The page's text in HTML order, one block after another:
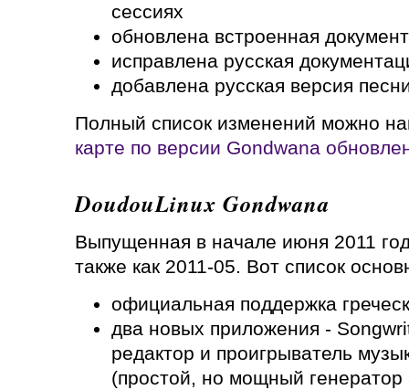
сессиях
обновлена встроенная
исправлена русская
добавлена русская версия
Полный список изменений можно
карте по версии Gondwana
DoudouLinux Gondwana
Выпущенная в начале июня 2011
также как 2011-05. Вот список
официальная поддержка
два новых приложения -
редактор и проигрыватель
(простой, но мощный